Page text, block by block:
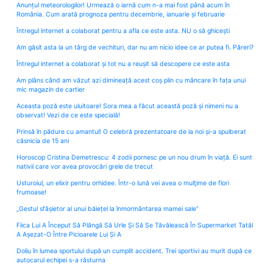
Anunțul meteorologilor! Urmează o iarnă cum n-a mai fost până acum în
România. Cum arată prognoza pentru decembrie, ianuarie și februarie
Întregul internet a colaborat pentru a afla ce este asta. NU o să ghicești
Am găsit asta la un târg de vechituri, dar nu am nicio idee ce ar putea fi. Păreri?
Întregul internet a colaborat și tot nu a reușit să descopere ce este asta
Am plâns când am văzut azi dimineață acest coș plin cu mâncare în fața unui
mic magazin de cartier
Aceasta poză este uluitoare! Sora mea a făcut această poză și nimeni nu a
observat! Vezi de ce este specială!
Prinsă în pădure cu amantul! O celebră prezentatoare de la noi și-a spulberat
căsnicia de 15 ani
Horoscop Cristina Demetrescu: 4 zodii pornesc pe un nou drum în viață. Ei sunt
nativii care vor avea provocări grele de trecut
Usturoiul, un elixir pentru orhidee. Într-o lună vei avea o mulţime de flori
frumoase!
„Gestul sfâșietor al unui băiețel la înmormântarea mamei sale”
Fiica Lui A Început Să Plângă Să Urle Și Să Se Tăvălească În Supermarket Tatăl
A Așezat-O Între Picioarele Lui Și A
Doliu în lumea sportului după un cumplit accident. Trei sportivi au murit după ce
autocarul echipei s-a răsturna